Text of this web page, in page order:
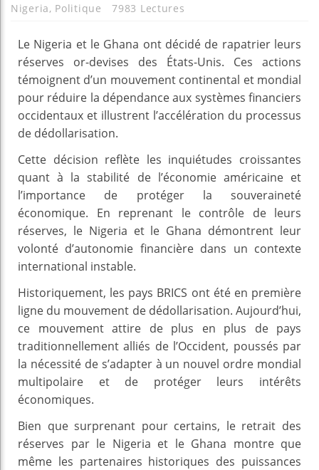
Nigeria, Politique 7983 Lectures
Le Nigeria et le Ghana ont décidé de rapatrier leurs
réserves or-devises des États-Unis. Ces actions
témoignent d’un mouvement continental et mondial
pour réduire la dépendance aux systèmes financiers
occidentaux et illustrent l’accélération du processus
de dédollarisation.
Cette décision reflète les inquiétudes croissantes
quant à la stabilité de l’économie américaine et
l’importance de protéger la souveraineté
économique. En reprenant le contrôle de leurs
réserves, le Nigeria et le Ghana démontrent leur
volonté d’autonomie financière dans un contexte
international instable.
Historiquement, les pays BRICS ont été en première
ligne du mouvement de dédollarisation. Aujourd’hui,
ce mouvement attire de plus en plus de pays
traditionnellement alliés de l’Occident, poussés par
la nécessité de s’adapter à un nouvel ordre mondial
multipolaire et de protéger leurs intérêts
économiques.
Bien que surprenant pour certains, le retrait des
réserves par le Nigeria et le Ghana montre que
même les partenaires historiques des puissances